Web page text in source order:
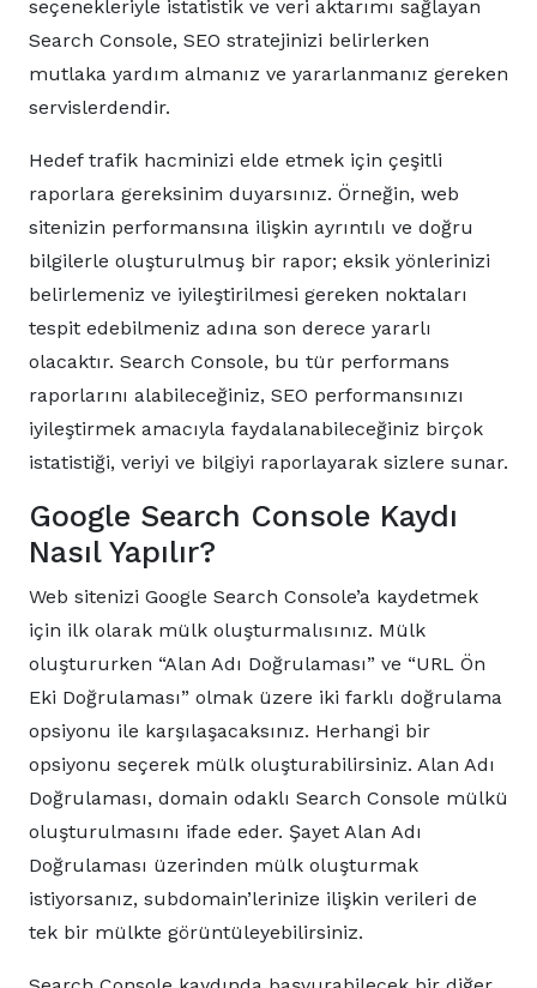
seçenekleriyle istatistik ve veri aktarımı sağlayan
Search Console, SEO stratejinizi belirlerken
mutlaka yardım almanız ve yararlanmanız gereken
servislerdendir.
Hedef trafik hacminizi elde etmek için çeşitli
raporlara gereksinim duyarsınız. Örneğin, web
sitenizin performansına ilişkin ayrıntılı ve doğru
bilgilerle oluşturulmuş bir rapor; eksik yönlerinizi
belirlemeniz ve iyileştirilmesi gereken noktaları
tespit edebilmeniz adına son derece yararlı
olacaktır. Search Console, bu tür performans
raporlarını alabileceğiniz, SEO performansınızı
iyileştirmek amacıyla faydalanabileceğiniz birçok
istatistiği, veriyi ve bilgiyi raporlayarak sizlere sunar.
Google Search Console Kaydı
Nasıl Yapılır?
Web sitenizi Google Search Console’a kaydetmek
için ilk olarak mülk oluşturmalısınız. Mülk
oluştururken “Alan Adı Doğrulaması” ve “URL Ön
Eki Doğrulaması” olmak üzere iki farklı doğrulama
opsiyonu ile karşılaşacaksınız. Herhangi bir
opsiyonu seçerek mülk oluşturabilirsiniz. Alan Adı
Doğrulaması, domain odaklı Search Console mülkü
oluşturulmasını ifade eder. Şayet Alan Adı
Doğrulaması üzerinden mülk oluşturmak
istiyorsanız, subdomain’lerinize ilişkin verileri de
tek bir mülkte görüntüleyebilirsiniz.